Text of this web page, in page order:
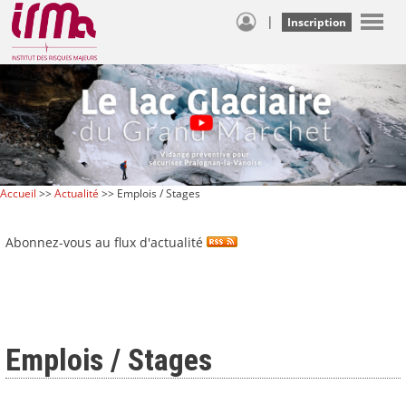
| Inscription
Accueil >>Actualité >> Emplois / Stages
Abonnez-vous au flux d'actualité
Emplois / Stages